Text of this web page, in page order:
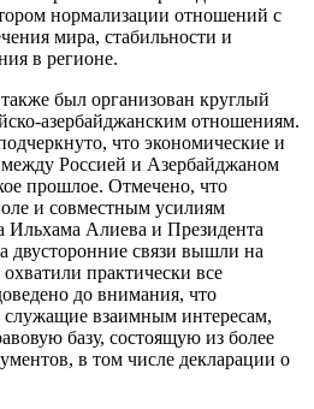
нормализации отношений с
мира, стабильности и
в регионе.
был организован круглый
азербайджанским отношениям.
что экономические и
Россией и Азербайджаном
прошлое. Отмечено, что
и совместным усилиям
Ильхама Алиева и Президента
двусторонние связи вышли на
практически все
до внимания, что
служащие взаимным интересам,
базу, состоящую из более
в том числе декларации о